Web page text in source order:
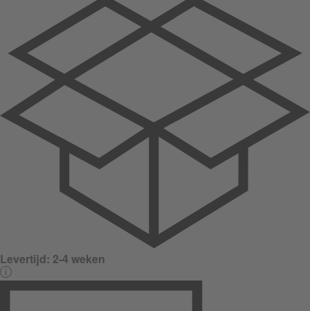
Levertijd: 2-4 weken